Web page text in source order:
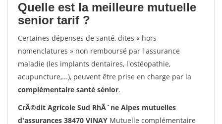
Quelle est la meilleure mutuelle
senior tarif ?
Certaines dépenses de santé, dites « hors
nomenclatures » non remboursé par l'assurance
maladie (les implants dentaires, l'ostéopathie,
acupuncture,...), peuvent être prise en charge par la
complémentaire santé sénior.
CrÃ©dit Agricole Sud RhÃ´ne Alpes mutuelles
d'assurances 38470 VINAY Mutuelle complémentaire